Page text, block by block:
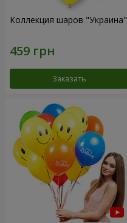
Коллекция шаров "Украина"
Заказать